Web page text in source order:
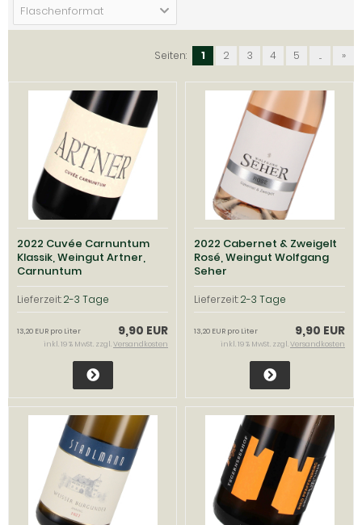
Flaschenformat
Seiten: 1 2 3 4 5 ... »
2022 Cuvée Carnuntum
Klassik, Weingut Artner,
Carnuntum
Lieferzeit:2-3 Tage
9,90 EUR
13,20 EUR pro Liter
inkl. 19 % MwSt. zzgl.Versandkosten
2022 Cabernet & Zweigelt
Rosé, Weingut Wolfgang
Seher
Lieferzeit:2-3 Tage
9,90 EUR
13,20 EUR pro Liter
inkl. 19 % MwSt. zzgl.Versandkosten